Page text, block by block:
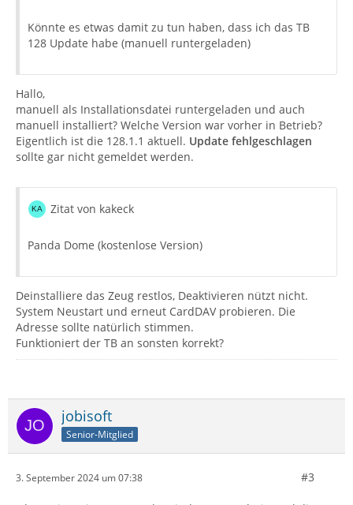
Könnte es etwas damit zu tun haben, dass ich das TB
128 Update habe (manuell runtergeladen)
Hallo,
manuell als Installationsdatei runtergeladen und auch
manuell installiert? Welche Version war vorher in Betrieb?
Eigentlich ist die 128.1.1 aktuell. Update fehlgeschlagen
sollte gar nicht gemeldet werden.
Zitat von kakeck
Panda Dome (kostenlose Version)
Deinstalliere das Zeug restlos, Deaktivieren nützt nicht.
System Neustart und erneut CardDAV probieren. Die
Adresse sollte natürlich stimmen.
Funktioniert der TB an sonsten korrekt?
jobisoft
Senior-Mitglied
3. September 2024 um 07:38 #3